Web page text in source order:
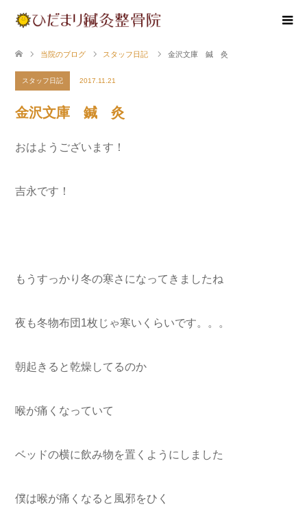
当院のブログ スタッフ日記 金沢文庫 鍼 灸
スタッフ日記 2017.11.21
金沢文庫 鍼 灸
おはようございます！
吉永です！
もうすっかり冬の寒さになってきましたね
夜も冬物布団1枚じゃ寒いくらいです。。。
朝起きると乾燥してるのか
喉が痛くなっていて
ベッドの横に飲み物を置くようにしました
僕は喉が痛くなると風邪をひく